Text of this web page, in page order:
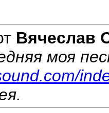
Вячеслав
моя